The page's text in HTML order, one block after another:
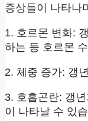
증상들이 나타나
1. 호르몬 변화:
하는 등 호르몬
2. 체중 증가: 갱
3. 호흡곤란: 갱
이 나타날 수 있